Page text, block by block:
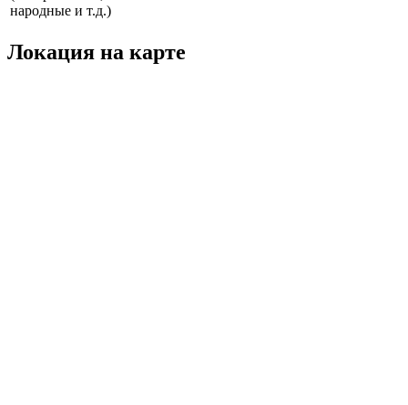
народные и т.д.)
Локация на карте